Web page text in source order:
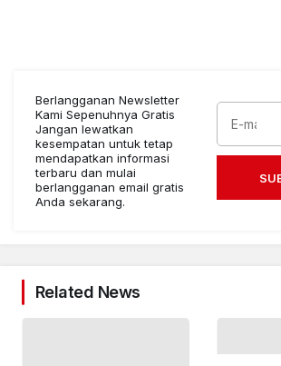
Berlangganan Newsletter
Kami Sepenuhnya Gratis
Jangan lewatkan
kesempatan untuk tetap
mendapatkan informasi
terbaru dan mulai
berlangganan email gratis
Anda sekarang.
Related News